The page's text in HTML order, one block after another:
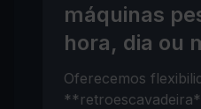
máquinas
hora, dia ou
Oferecemos